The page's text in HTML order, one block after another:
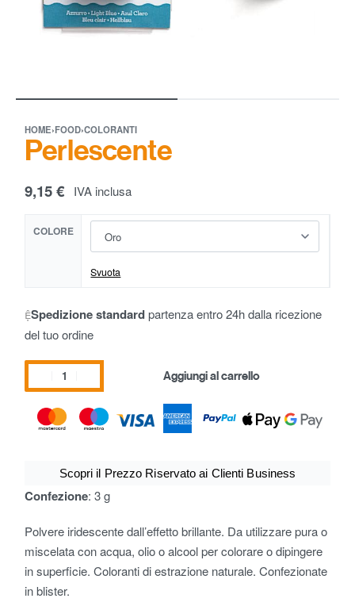
HOME›FOOD›COLORANTI
Perlescente
9,15€ IVA inclusa
COLORE
Svuota
Spedizione standardpartenza entro 24h dalla ricezione
del tuo ordine
Aggiungi al carrello
Scopri il Prezzo Riservato ai Clienti Business
Confezione: 3 g
Polvere iridescente dall’effetto brillante. Da utilizzare pura o
miscelata con acqua, olio o alcool per colorare o dipingere
in superficie. Coloranti di estrazione naturale. Confezionate
in blister.